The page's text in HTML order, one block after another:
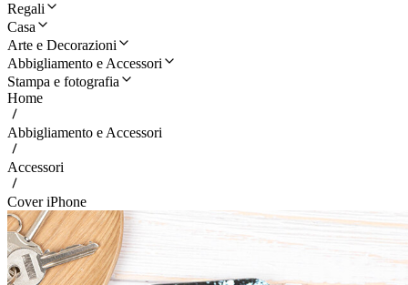
Regali
Casa
Arte e Decorazioni
Abbigliamento e Accessori
Stampa e fotografia
Home
Abbigliamento e Accessori
Accessori
Cover iPhone